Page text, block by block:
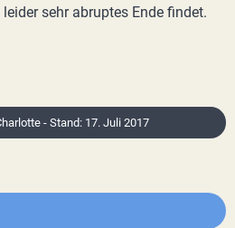
sehr abruptes Ende findet.
- Stand: 17. Juli 2017